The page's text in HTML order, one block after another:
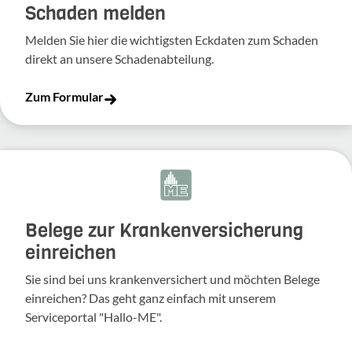
Schaden melden
Melden Sie hier die wich­tigsten Eckdaten zum Schaden
direkt an unsere Scha­den­ab­tei­lung.
Zum Formular
Belege zur Krankenversicherung
einreichen
Sie sind bei uns krankenversichert und möchten Belege
einreichen? Das geht ganz einfach mit unserem
Serviceportal "Hallo-ME".